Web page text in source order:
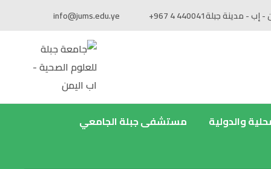
- إب - مدينة جبلة info@jums.edu.ye +967 4 440041
والدولية
مستشفى جبلة الجامعي